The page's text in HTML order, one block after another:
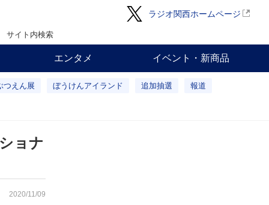
ラジオ関西ホームページ
サイト内検索
エンタメ イベント・新商品
つえん展 ぼうけんアイランド 追加抽選 報道
ョナ
2020/11/09